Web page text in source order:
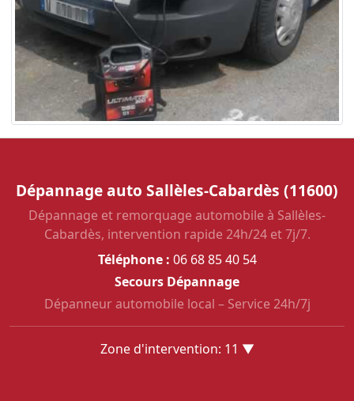
Dépannage auto Sallèles-Cabardès (11600)
Dépannage et remorquage automobile à Sallèles-
Cabardès, intervention rapide 24h/24 et 7j/7.
Téléphone : 06 68 85 40 54
Secours Dépannage
Dépanneur automobile local – Service 24h/7j
Zone d'intervention: 11 ▼